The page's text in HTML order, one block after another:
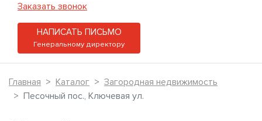
Заказать звонок
НАПИСАТЬ ПИСЬМО
Генеральному директору
Главная Каталог
Загородная недвижимость
Песочный пос., Ключевая ул.